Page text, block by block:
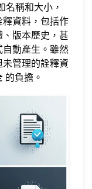
名稱和大小，
資料，包括作
版本歷史，甚
動產生。雖然
管理的詮釋資
的負擔。